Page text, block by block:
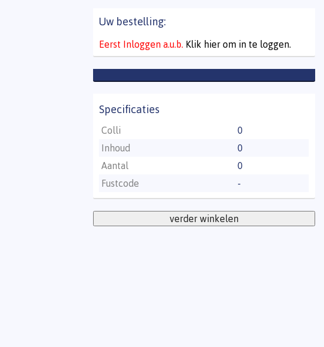
Uw bestelling:
Eerst Inloggen a.u.b. Klik hier om in te loggen.
Specificaties
Colli
0
Inhoud
0
Aantal
0
Fustcode
-
verder winkelen